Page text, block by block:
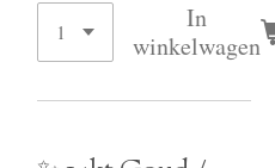
In
winkelwagen